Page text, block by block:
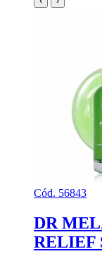
Cód. 56843
DR
RELIEF